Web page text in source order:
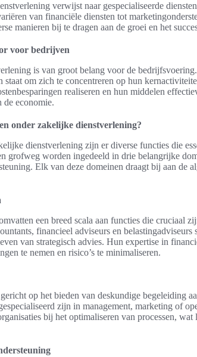
verwijst naar gespecialiseerde
van financiële diensten tot
manieren bij te dragen aan de groei en het
voor bedrijven
is van groot belang voor de
staat om zich te concentreren op hun
realiseren en hun middelen
economie.
onder zakelijke dienstverlening?
dienstverlening zijn er diverse functies die
grofweg worden ingedeeld in drie belangrijke
Elk van deze domeinen draagt bij aan de
een breed scala aan functies die cruciaal
financieel adviseurs en
van strategisch advies. Hun expertise in
te nemen en risico’s te minimaliseren.
op het bieden van deskundige begeleiding
zijn in management, marketing of
bij het optimaliseren van processen,